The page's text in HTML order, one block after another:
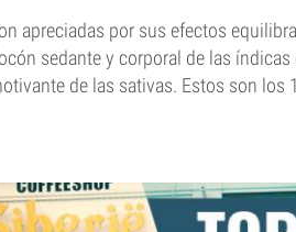
apreciadas por sus efectos
sedante y corporal de las índicas
de las sativas. Estos son los